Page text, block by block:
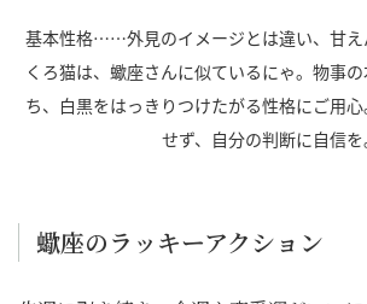
基本性格……外見のイメージとは違い、甘え
くろ猫は、蠍座さんに似ているにゃ。物事
ち、白黒をはっきりつけたがる性格にご用
せず、自分の判断に自信を
蠍座のラッキーアクション